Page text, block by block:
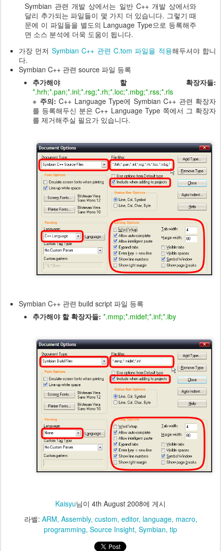
Symbian 관련 개발 상에서는 일반 C++ 개발 상에서와
달리 추가되는 파일들이 몇 가지 더 있습니다. 그렇기 때
문에 이 파일들을 별도의 Language Type으로 등록해주
면 소스 분석에 더욱 도움이 됩니다.
가장 먼저 Symbian C++ 관련 C.tom 파일을 적용해두셔야 합니
다.
Symbian C++ 관련 source 파일 등록
추가해야 할 확장자들:
*.hrh;*.pan;*.inl;*.rsg;*.rh;*.loc;*.mbg;*.rss;*.rls
※ 주의: C++ Language Type에 Symbian C++ 관련 확장자
를 등록해두신 분은C++ Language Type 쪽에서 그 확장자
를 제거해주실 필요가 있습니다.
Symbian C++ 관련 build script 파일 등록
추가해야 할 확장자들: *.mmp;*.midef;*.inf;*.iby
Kaisyu님이 4th August 2008에 게시
라벨: ARM Assembly custom editor language macro
programming Source Insight Symbian tip